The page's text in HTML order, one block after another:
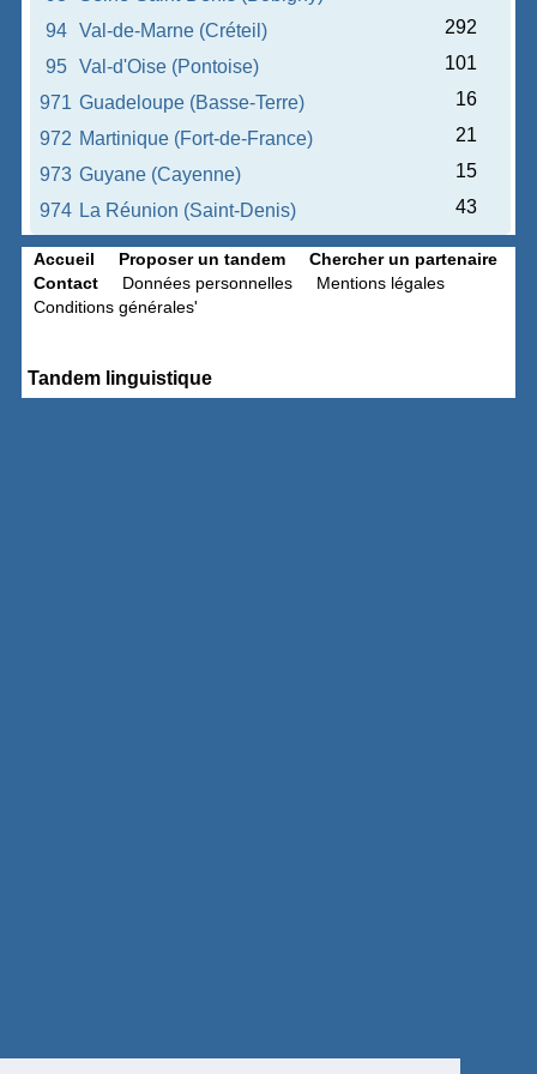
94
Val-de-Marne (Créteil)
292
95
Val-d'Oise (Pontoise)
101
971 Guadeloupe (Basse-Terre)
16
972 Martinique (Fort-de-France)
21
973 Guyane (Cayenne)
15
974 La Réunion (Saint-Denis) 43
Accueil Proposer un tandem
Chercher un partenaire
Contact
Données personnelles
Mentions légales
Conditions générales'
Tandem linguistique